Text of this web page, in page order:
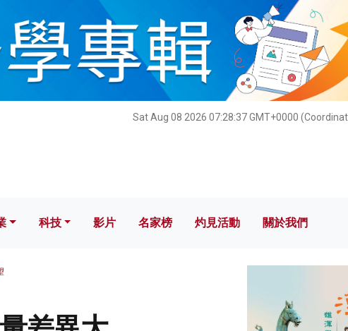
Sat Aug 08 2026 07:28:39 GMT+0000
科技 影片 名家榜 灼見活動 關於我們
科技 影片 名家榜 灼見活動 關於我們